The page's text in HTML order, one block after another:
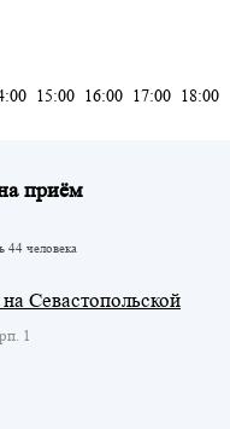
15:00 16:00 17:00 18:00
приём
44 человека
Севастопольской
1